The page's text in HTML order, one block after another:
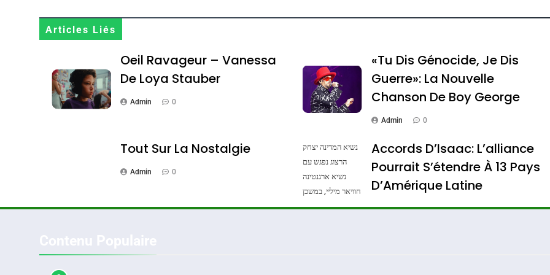
Articles Liés
Oeil Ravageur – Vanessa
De Loya Stauber
Admin 0
«Tu Dis Génocide, Je Dis
Guerre»: La Nouvelle
Chanson De Boy George
Admin 0
Tout Sur La Nostalgie
Admin 0
נשיא המדינה יצחק
הרצוג נפגש עם
נשיא ארגנטינה
חוויאר מיליי, במשכן
הנשיא בירושלים.
Accords D’Isaac: L’alliance
Pourrait S’étendre À 13 Pays
D’Amérique Latine
Admin 0
Terroir
Oeil Ravageur – Vanessa De Loya Stauber